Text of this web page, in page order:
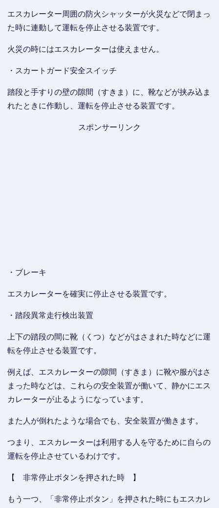
エスカレーター周囲の防火シャッターが火災などで閉まっ
た時に連動して運転を停止させる装置です。
火災の時にはエスカレーターは使えません。
・スカートガード安全スイッチ
踏段と手すりの壁の隙間（すきま）に、靴などが挟み込ま
れたときに作動し、運転を停止させる装置です。
スポンサーリンク
・ブレーキ
エスカレーターを確実に停止させる装置です。
・踏段異常走行検出装置
上下の踏段の間に靴（くつ）などがはさまれた時などに運
転を停止させる装置です。
例えば、エスカレーターの隙間（すきま）に靴や服がはさ
まった時などは、これらの安全装置が働いて、静かにエス
カレーターが止るようになっています。
また人が倒れたような場合でも、安全装置が働きます。
つまり、エスカレーターは利用する人を守るために自らの
運転を停止させているわけです。
【 非常停止ボタンを押された時 】
もう一つ、「非常停止ボタン」を押された時にもエスカレ